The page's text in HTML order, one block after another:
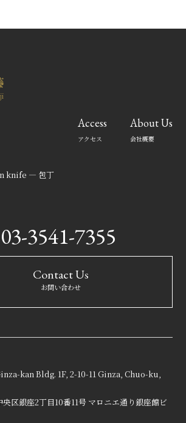
knife — 包丁
Access
アクセス
About Us
会社概要
03-3541-7355
Contact Us
お問い合わせ
kan Bldg. 1F, 2-10-11 Ginza, Chuo-ku,
区銀座2丁目10番11号 マロニエ通り銀座館ビ